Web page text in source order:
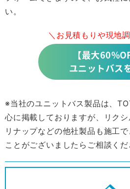
い。
＼お見積もりや現地
【最大
ユニットバス
※当社のユニットバス製品は、
心に掲載しておりますが、リク
リナップなどの他社製品も施工
ことがございましたらご相談くだ